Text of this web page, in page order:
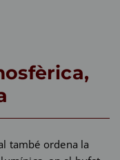
també ordena la